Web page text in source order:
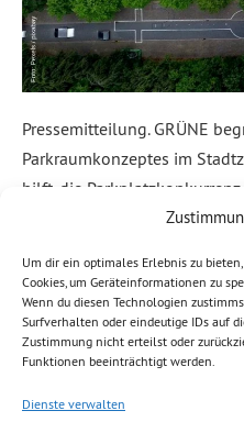
Um dir ein optimales Erlebnis zu
Cookies, um Geräteinformationen zu
Wenn du diesen Technologien
Surfverhalten oder eindeutige IDs auf
Zustimmung nicht erteilst oder
Funktionen beeinträchtigt werden.
Dienste verwalten
Pressemitteilung. GRÜNE
Parkraumkonzeptes im
hilft, die
Kund:innen, Beschäftigten
jahrzehntelange erfolgreiche
der Einführung auch die
Parkplätze versachlicht.“
Parkdruck steigt, dürfen